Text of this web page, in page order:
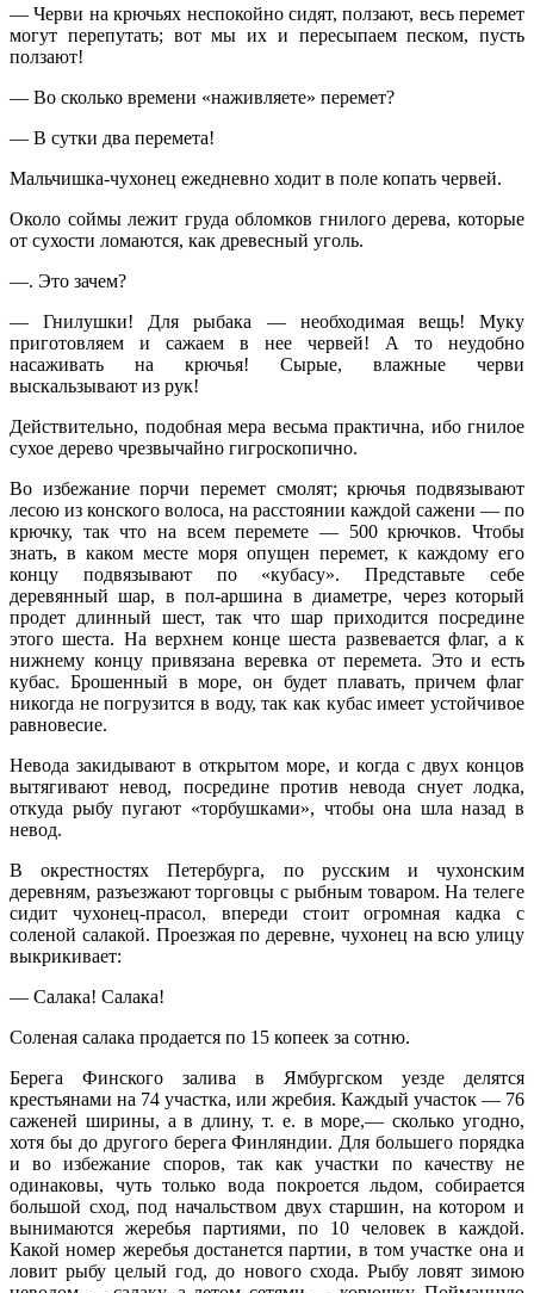
— Черви на крючьях неспокойно сидят, ползают, весь перемет
могут перепутать; вот мы их и пересыпаем песком, пусть
ползают!
— Во сколько времени «наживляете» перемет?
— В сутки два перемета!
Мальчишка-чухонец ежедневно ходит в поле копать червей.
Около соймы лежит груда обломков гнилого дерева, которые
от сухости ломаются, как древесный уголь.
—. Это зачем?
— Гнилушки! Для рыбака — необходимая вещь! Муку
приготовляем и сажаем в нее червей! А то неудобно
насаживать на крючья! Сырые, влажные черви
выскальзывают из рук!
Действительно, подобная мера весьма практична, ибо гнилое
сухое дерево чрезвычайно гигроскопично.
Во избежание порчи перемет смолят; крючья подвязывают
лесою из конского волоса, на расстоянии каждой сажени — по
крючку, так что на всем перемете — 500 крючков. Чтобы
знать, в каком месте моря опущен перемет, к каждому его
концу подвязывают по «кубасу». Представьте себе
деревянный шар, в пол-аршина в диаметре, через который
продет длинный шест, так что шар приходится посредине
этого шеста. На верхнем конце шеста развевается флаг, а к
нижнему концу привязана веревка от перемета. Это и есть
кубас. Брошенный в море, он будет плавать, причем флаг
никогда не погрузится в воду, так как кубас имеет устойчивое
равновесие.
Невода закидывают в открытом море, и когда с двух концов
вытягивают невод, посредине против невода снует лодка,
откуда рыбу пугают «торбушками», чтобы она шла назад в
невод.
В окрестностях Петербурга, по русским и чухонским
деревням, разъезжают торговцы с рыбным товаром. На телеге
сидит чухонец-прасол, впереди стоит огромная кадка с
соленой салакой. Проезжая по деревне, чухонец на всю улицу
выкрикивает:
— Салака! Салака!
Соленая салака продается по 15 копеек за сотню.
Берега Финского залива в Ямбургском уезде делятся
крестьянами на 74 участка, или жребия. Каждый участок — 76
саженей ширины, а в длину, т. е. в море,— сколько угодно,
хотя бы до другого берега Финляндии. Для большего порядка
и во избежание споров, так как участки по качеству не
одинаковы, чуть только вода покроется льдом, собирается
большой сход, под начальством двух старшин, на котором и
вынимаются жеребья партиями, по 10 человек в каждой.
Какой номер жеребья достанется партии, в том участке она и
ловит рыбу целый год, до нового схода. Рыбу ловят зимою